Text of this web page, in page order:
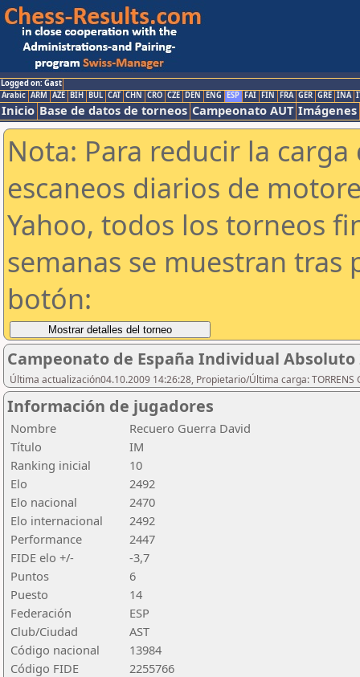
Logged on: Gast
Arabic ARM AZE BIH BUL CAT CHN CRO CZE DEN ENG ESP FAI FIN FRA GER GRE INA
Inicio Base de datos de torneos Campeonato AUT Imágenes
Nota: Para reducir la
escaneos diarios de
Yahoo, todos los torneos
semanas se muestran tras
botón:
Campeonato de España Individual Absoluto
Última actualización04.10.2009 14:26:28, Propietario/Última carga: TORRENS
Información de jugadores
Nombre
Recuero Guerra David
Título
IM
Ranking inicial
10
Elo
2492
Elo nacional
2470
Elo internacional
2492
Performance
2447
FIDE elo +/-
-3,7
Puntos
6
Puesto
14
Federación
ESP
Club/Ciudad
AST
Código nacional
13984
Código FIDE
2255766